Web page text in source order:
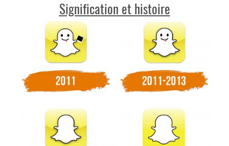
Signification et histoire